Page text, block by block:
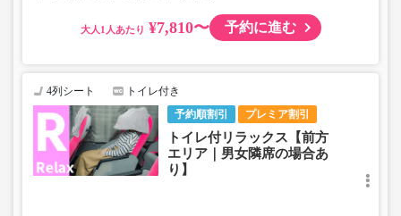
大人 ¥7,810〜 予約に進む
予約順割引 プレミア割引
4列シート トイレ付き
トイレ付リラックス【前方
エリア｜男女隣席の場合あ
り】